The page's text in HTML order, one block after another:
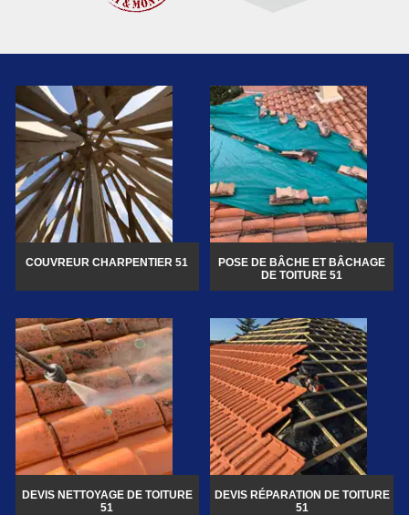
COUVREUR CHARPENTIER 51
POSE DE BÂCHE ET BÂCHAGE
DE TOITURE 51
DEVIS NETTOYAGE DE TOITURE
51
DEVIS RÉPARATION DE TOITURE
51